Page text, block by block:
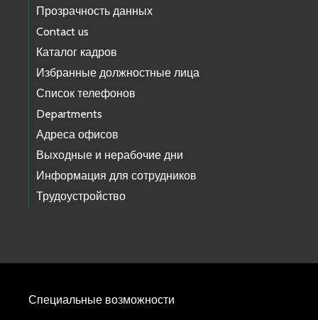
Прозрачность данных
Contact us
Каталог кадров
Избранные должностные лица
Список телефонов
Departments
Адреса офисов
Выходные и нерабочие дни
Информация для сотрудников
Трудоустройство
Специальные возможности